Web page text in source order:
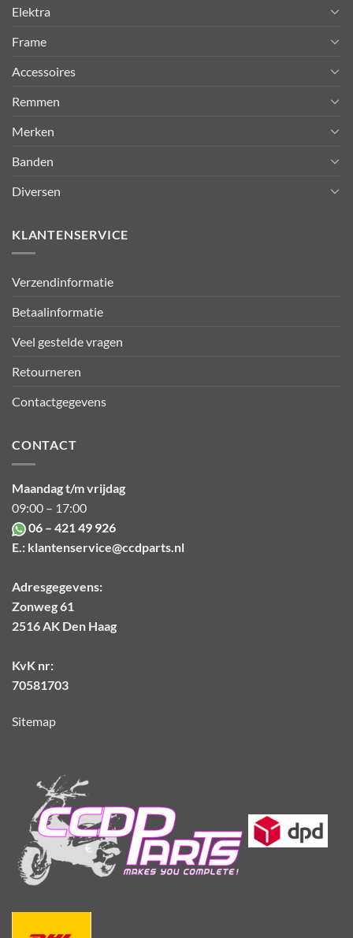
Elektra
Frame
Accessoires
Remmen
Merken
Banden
Diversen
KLANTENSERVICE
Verzendinformatie
Betaalinformatie
Veel gestelde vragen
Retourneren
Contactgegevens
CONTACT
Maandag t/m vrijdag
09:00 – 17:00
06 – 421 49 926
E.: klantenservice@ccdparts.nl
Adresgegevens:
Zonweg 61
2516 AK Den Haag
KvK nr:
70581703
Sitemap